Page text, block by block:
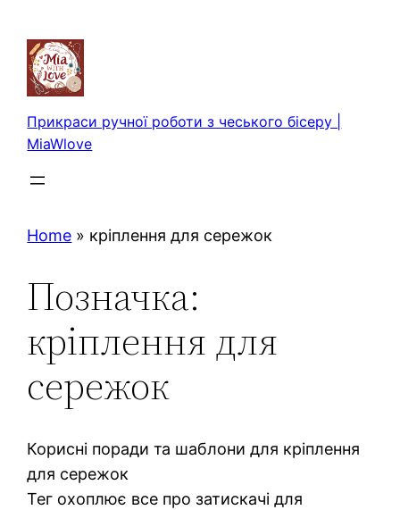
вмісту
Прикраси ручної роботи з чеського бісеру |
MiaWlove
Home » кріплення для сережок
Позначка:
кріплення для
сережок
Корисні поради та шаблони для кріплення
для сережок
Тег охоплює все про затискачі для